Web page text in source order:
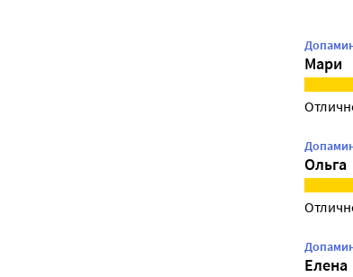
Мари
Ольга
Елена